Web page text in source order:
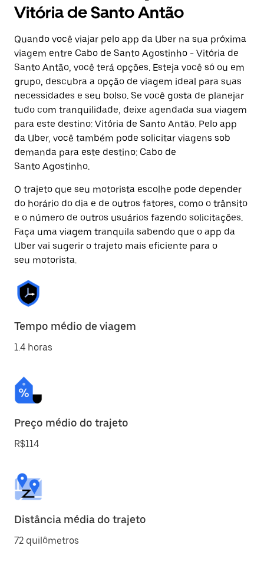
Vitória de Santo Antão
Quando você viajar pelo app da Uber na sua próxima
viagem entre Cabo de Santo Agostinho - Vitória de
Santo Antão, você terá opções. Esteja você só ou em
grupo, descubra a opção de viagem ideal para suas
necessidades e seu bolso. Se você gosta de planejar
tudo com tranquilidade, deixe agendada sua viagem
para este destino: Vitória de Santo Antão. Pelo app
da Uber, você também pode solicitar viagens sob
demanda para este destino: Cabo de
Santo Agostinho.
O trajeto que seu motorista escolhe pode depender
do horário do dia e de outros fatores, como o trânsito
e o número de outros usuários fazendo solicitações.
Faça uma viagem tranquila sabendo que o app da
Uber vai sugerir o trajeto mais eficiente para o
seu motorista.
Tempo médio de viagem
1.4 horas
Preço médio do trajeto
R$114
Distância média do trajeto
72 quilômetros